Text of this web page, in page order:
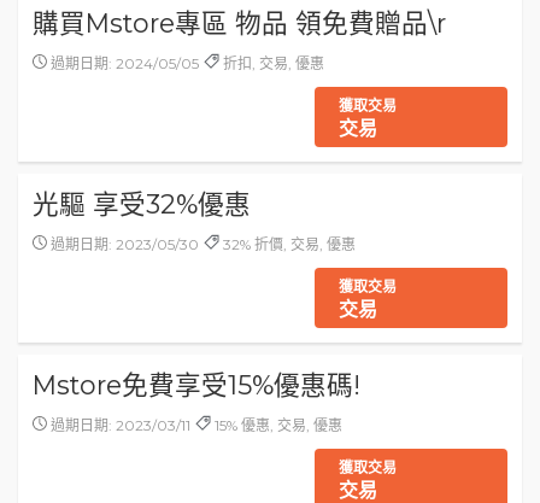
購買Mstore專區 物品 領免費贈品\r
過期日期: 2024/05/05 折扣, 交易, 優惠
獲取交易
交易
光驅 享受32%優惠
過期日期: 2023/05/30 32% 折價, 交易, 優惠
獲取交易
交易
Mstore免費享受15%優惠碼!
過期日期: 2023/03/11 15% 優惠, 交易, 優惠
獲取交易
交易